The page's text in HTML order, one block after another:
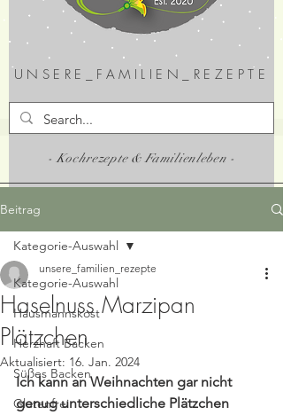
UNSERE_FAMILIEN_REZEPTE
- Kochrezepte & Familienleben -
Beitrag
Kategorie-Auswahl
Hausmannskost
Herzhaft Backen
Süßes Backen
Glutenfrei
Kategorie-Auswahl
Haselnuss Marzipan
Plätzchen
unsere_familien_rezepte
Aktualisiert: 16. Jan. 2024
Ich kann an Weihnachten gar nicht
genug unterschiedliche Plätzchen